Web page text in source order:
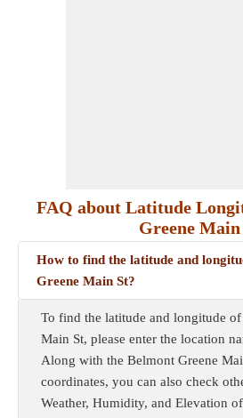
FAQ about Latitude
Greene Main
How to find the latitude and
Greene Main St?
To find the latitude and longitude
Main St, please enter the location
Along with the Belmont Greene
coordinates, you can also check
Weather, Humidity, and Elevation